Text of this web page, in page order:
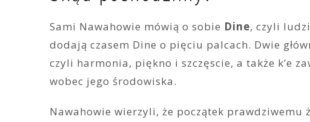
Sami Nawahowie mówią o sobie Dine, czyli
dodają czasem Dine o pięciu palcach. Dwie
czyli harmonia, piękno i szczęscie, a także k’e
wobec jego środowiska.
Nawahowie wierzyli, że początek